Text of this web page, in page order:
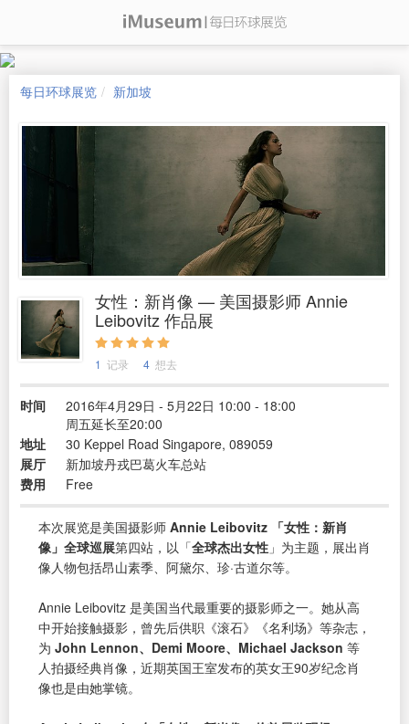
每日环球展览 新加坡
女性：新肖像 — 美国摄影师 Annie
Leibovitz 作品展
1 记录 4 想去
时间
2016年4月29日 - 5月22日 10:00 - 18:00
周五延长至20:00
地址
30 Keppel Road Singapore, 089059
展厅
新加坡丹戎巴葛火车总站
费用
Free
本次展览是美国摄影师 Annie Leibovitz 「女性：新肖
像」全球巡展第四站，以「全球杰出女性 」为主题，展出肖
像人物包括昂山素季、阿黛尔、珍·古道尔等。
Annie Leibovitz 是美国当代最重要的摄影师之一。她从高
中开始接触摄影，曾先后供职《滚石》《名利场》等杂志，
为 John Lennon、Demi Moore、Michael Jackson 等
人拍摄经典肖像，近期英国王室发布的英女王90岁纪念肖
像也是由她掌镜。